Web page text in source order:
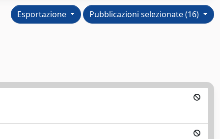
Pubblicazioni selezionate (16)
Esportazione